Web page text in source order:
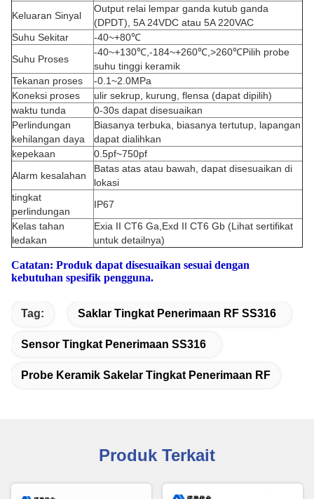
Keluaran Sinyal
Output relai lempar ganda kutub ganda
(DPDT), 5A 24VDC atau 5A 220VAC
Suhu Sekitar
-40~+80℃
Suhu Proses
-40~+130℃,-184~+260℃,>260℃Pilih probe
suhu tinggi keramik
Tekanan proses
-0.1~2.0MPa
Koneksi proses
ulir sekrup, kurung, flensa (dapat dipilih)
waktu tunda
0-30s dapat disesuaikan
Perlindungan
kehilangan daya
Biasanya terbuka, biasanya tertutup, lapangan
dapat dialihkan
kepekaan
0.5pf~750pf
Alarm kesalahan
Batas atas atau bawah, dapat disesuaikan di
lokasi
tingkat
perlindungan
IP67
Kelas tahan
ledakan
Exia II CT6 Ga,Exd II CT6 Gb (Lihat sertifikat
untuk detailnya)
Catatan: Produk dapat disesuaikan sesuai dengan
kebutuhan spesifik pengguna.
Tag: Saklar Tingkat Penerimaan RF SS316
Sensor Tingkat Penerimaan SS316
Probe Keramik Sakelar Tingkat Penerimaan RF
Produk Terkait